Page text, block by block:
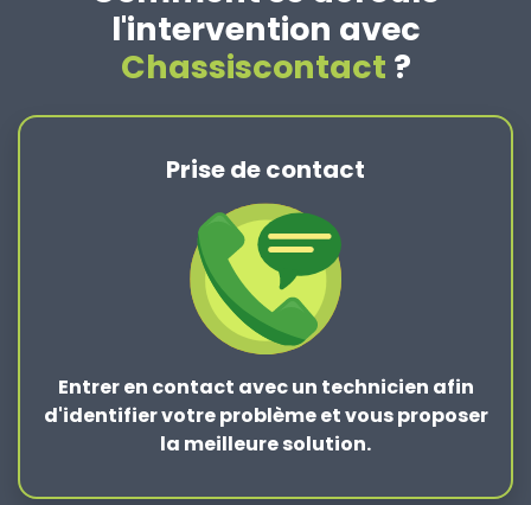
l'intervention avec
Chassiscontact ?
Prise de contact
Entrer en contact avec un technicien afin
d'identifier votre problème et vous proposer
la meilleure solution.